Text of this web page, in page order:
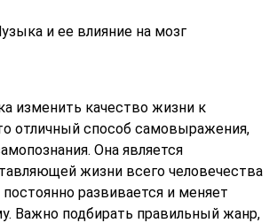
и ее влияние на мозг
изменить качество жизни к
отличный способ самовыражения,
Она является
жизни всего человечества
развивается и меняет
Важно подбирать правильный жанр,